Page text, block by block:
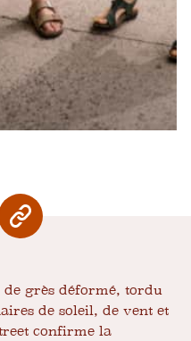
de grès déformé, tordu
de soleil, de vent et
confirme la